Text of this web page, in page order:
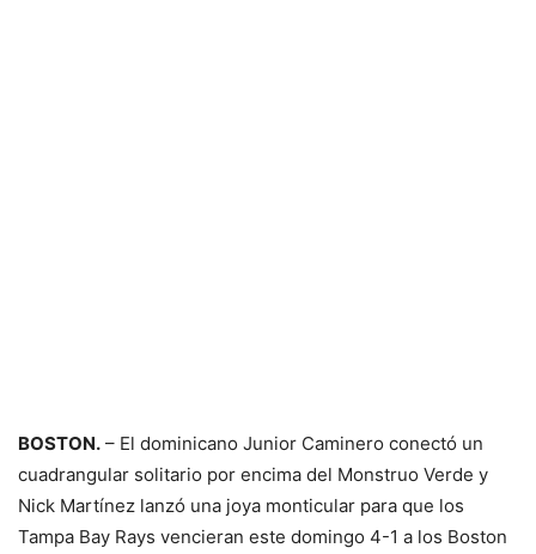
BOSTON. – El dominicano Junior Caminero conectó un
cuadrangular solitario por encima del Monstruo Verde y
Nick Martínez lanzó una joya monticular para que los
Tampa Bay Rays vencieran este domingo 4-1 a los Boston